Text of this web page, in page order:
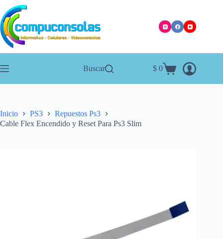
Saltar
al
contenido
Buscar
Carro
$ 0
Inicio PS3
Repuestos Ps3
Cable Flex Encendido y Reset Para Ps3 Slim